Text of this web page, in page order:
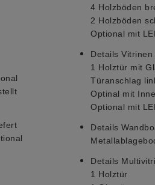
4 Holzböden
2 Holzböden
Optional mit
Details Vitrinen
1 Holztür mit
Türanschlag
Optinal mit
Optional mit
Details
Details
1 Holztür